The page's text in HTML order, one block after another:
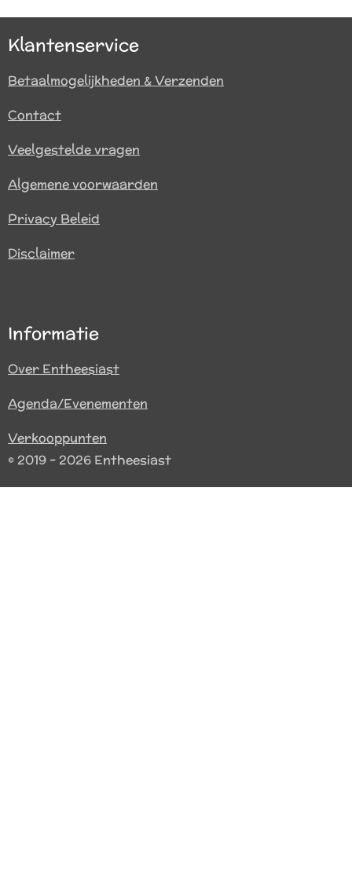
Klantenservice
Betaalmogelijkheden & Verzenden
Contact
Veelgestelde vragen
Algemene voorwaarden
Privacy Beleid
Disclaimer
Informatie
Over Entheesiast
Agenda/Evenementen
Verkooppunten
© 2019 - 2026 Entheesiast